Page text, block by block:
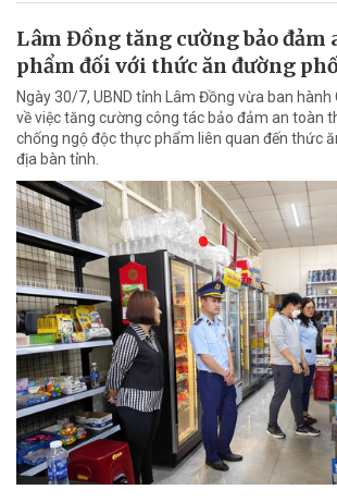
Lâm Đồng tăng cường bảo đảm
phẩm đối với thức ăn đường
Ngày 30/7, UBND tỉnh Lâm Đồng vừa ban hành
về việc tăng cường công tác bảo đảm an toàn
chống ngộ độc thực phẩm liên quan đến thức
địa bàn tỉnh.